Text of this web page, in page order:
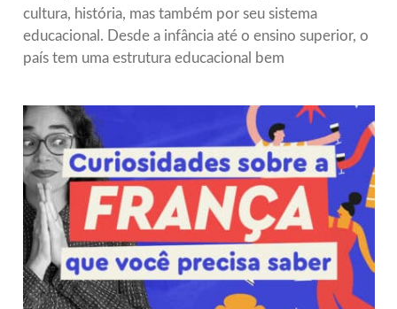
cultura, história, mas também por seu sistema
educacional. Desde a infância até o ensino superior, o
país tem uma estrutura educacional bem